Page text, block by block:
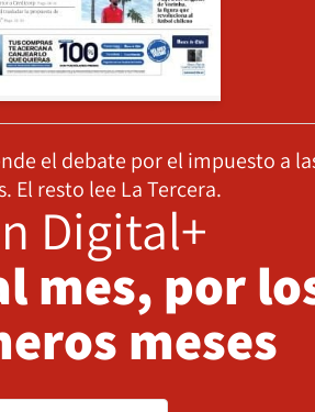
el debate por el impuesto a
El resto lee La Tercera.
Digital+
mes, por
meses